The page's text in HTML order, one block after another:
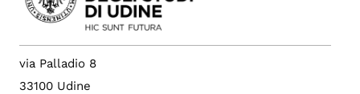
via Palladio 8
33100 Udine